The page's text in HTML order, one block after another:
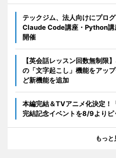
テックジム、法人向けにプロ
Claude Code講座・Python講
開催
【英会話レッスン回数無制限
の「文字起こし」機能をアッ
ど新機能を追加
本編完結＆TVアニメ化決定！
完結記念イベントを8/9よりピ
もっと